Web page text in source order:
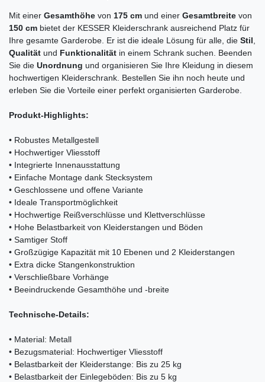
Mit einer Gesamthöhe von 175 cm und einer Gesamtbreite von
150 cm bietet der KESSER Kleiderschrank ausreichend Platz für
Ihre gesamte Garderobe. Er ist die ideale Lösung für alle, die Stil
Qualität und Funktionalität in einem Schrank suchen. Beenden
Sie die Unordnung und organisieren Sie Ihre Kleidung in diesem
hochwertigen Kleiderschrank. Bestellen Sie ihn noch heute und
erleben Sie die Vorteile einer perfekt organisierten Garderobe.
Produkt-Highlights:
• Robustes Metallgestell
• Hochwertiger Vliesstoff
• Integrierte Innenausstattung
• Einfache Montage dank Stecksystem
• Geschlossene und offene Variante
• Ideale Transportmöglichkeit
• Hochwertige Reißverschlüsse und Klettverschlüsse
• Hohe Belastbarkeit von Kleiderstangen und Böden
• Samtiger Stoff
• Großzügige Kapazität mit 10 Ebenen und 2 Kleiderstangen
• Extra dicke Stangenkonstruktion
• Verschließbare Vorhänge
• Beeindruckende Gesamthöhe und -breite
Technische-Details:
• Material: Metall
• Bezugsmaterial: Hochwertiger Vliesstoff
• Belastbarkeit der Kleiderstange: Bis zu 25 kg
• Belastbarkeit der Einlegeböden: Bis zu 5 kg